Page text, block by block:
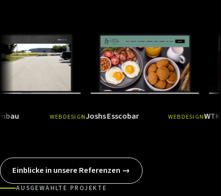
WEBDESIGN Ansehen→
Joshs Esscobar WEBDESIGN Ansehen
WTK
Einblicke in unsere Referenzen →
AUSGEWÄHLTE PROJEKTE